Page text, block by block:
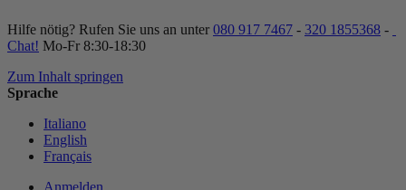
Hilfe nötig? Rufen Sie uns an unter 080 917 7467 - 320 1855368 -
Chat! Mo-Fr 8:30-18:30
Zum Inhalt springen
Sprache
Italiano
English
Français
Anmelden